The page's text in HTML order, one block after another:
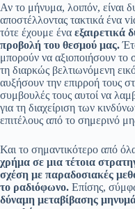
Αν το μήνυμα, λοιπόν, είναι
αποστέλλοντας τακτικά ένα
τότε έχουμε ένα εξαιρετικά
προβολή του θεσμού μας.
μπορούν να αξιοποιήσουν το
τη διαρκώς βελτιωνόμενη
αυξήσουν την επιρροή τους
συμβουλές τους αυτοί να
για τη διαχείριση των
επιτέλους από το σημερινό
Και το σημαντικότερο από όλα
χρήμα σε μια τέτοια
σχέση με παραδοσιακές
το ραδιόφωνο. Επίσης,
δύναμη μεταβίβασης